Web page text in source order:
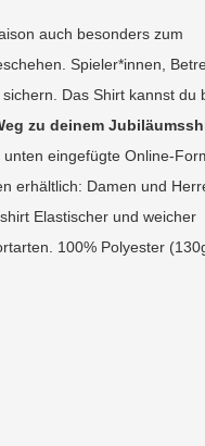
auch besonders zum
Spieler*innen,
Das Shirt kannst du
zu deinem
eingefügte Online-
erhältlich: Damen und
Elastischer und weicher
100% Polyester